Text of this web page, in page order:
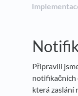
Připravili
notifikačních
která zaslání